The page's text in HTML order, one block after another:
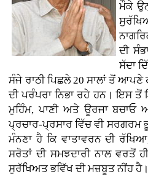
ਮੌਕੇ
ਦੀ
ਸੱਦਾ
ਸੰਜੇ ਰਾਠੀ ਪਿਛਲੇ 20 ਸਾਲਾਂ ਤੋਂ
ਦੀ ਪਰੰਪਰਾ ਨਿਭਾ ਰਹੇ ਹਨ। ਇਸ
ਮੁਹਿੰਮ, ਪਾਣੀ ਅਤੇ ਊਰਜਾ
ਪ੍ਰਚਾਰ-ਪ੍ਰਸਾਰ ਵਿੱਚ ਵੀ ਸਰਗਰਮ
ਮੰਨਣਾ ਹੈ ਕਿ ਵਾਤਾਵਰਨ ਦੀ
ਸਰੋਤਾਂ ਦੀ ਸਮਝਦਾਰੀ ਨਾਲ ਵਰਤੋਂ
ਸੁਰੱਖਿਅਤ ਭਵਿੱਖ ਦੀ ਮਜ਼ਬੂਤ ਨੀਂਹ ਹੈ।